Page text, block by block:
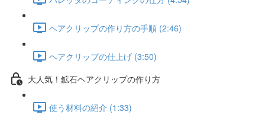
ヘアクリップの作り方の手順 (2:46)
ヘアクリップの仕上げ (3:50)
大人気！鉱石ヘアクリップの作り方
使う材料の紹介 (1:33)